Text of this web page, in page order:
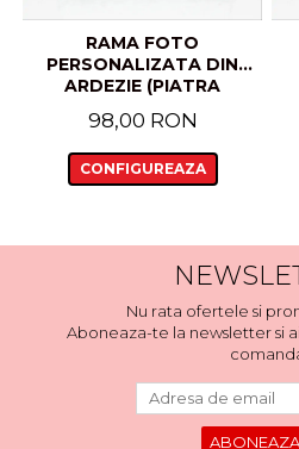
RAMA FOTO
PERSONALIZATA DIN
ARDEZIE (PIATRA
CUPLU, IUBIT, IUBITA
MODEL INIMIOARE AURII
98,00 RON
CONFIGUREAZA
Nu rata ofertele si
Aboneaza-te la newsletter si